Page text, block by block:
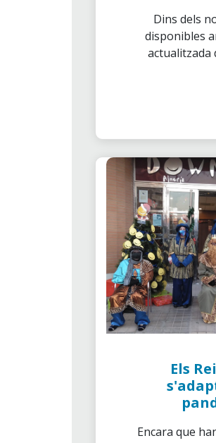
Dins dels
disponibles
actualitzada
Els
Encara que